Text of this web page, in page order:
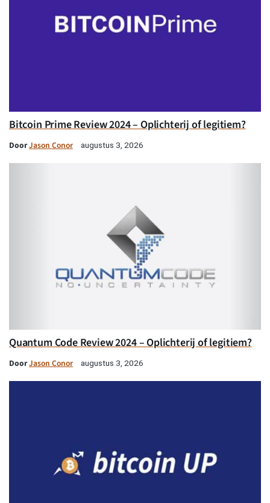
Bitcoin Prime Review 2024 – Oplichterij of legitiem?
DoorJason Conor augustus 3, 2026
Quantum Code Review 2024 – Oplichterij of legitiem?
DoorJason Conor augustus 3, 2026